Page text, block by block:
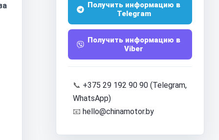
Получить информацию в
Telegram
Получить информацию в
Viber
📞 +375 29 192 90 90 (Telegram,
WhatsApp)
📧 hello@chinamotor.by